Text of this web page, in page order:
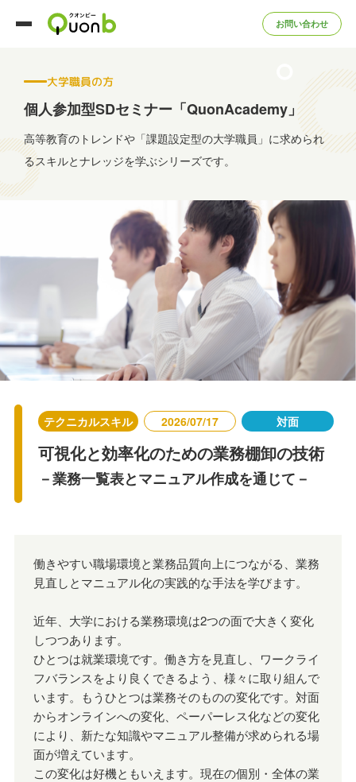
お問い合わせ
大学職員の方
個人参加型SDセミナー「QuonAcademy」
高等教育のトレンドや「課題設定型の大学職員」に求められ
るスキルとナレッジを学ぶシリーズです。
テクニカルスキル 2026/07/17 対面
可視化と効率化のための業務棚卸の技術
－業務一覧表とマニュアル作成を通じて－
働きやすい職場環境と業務品質向上につながる、業務
見直しとマニュアル化の実践的な手法を学びます。
近年、大学における業務環境は2つの面で大きく変化
しつつあります。
ひとつは就業環境です。働き方を見直し、ワークライ
フバランスをより良くできるよう、様々に取り組んで
います。もうひとつは業務そのものの変化です。対面
からオンラインへの変化、ペーパーレス化などの変化
により、新たな知識やマニュアル整備が求められる場
面が増えています。
この変化は好機ともいえます。現在の個別・全体の業